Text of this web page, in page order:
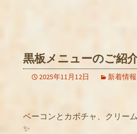
黒板メニューのご紹
2025年11月12日 新着情報
ベーコンとカボチャ、クリー
✨